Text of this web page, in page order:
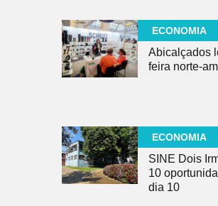
ECONOMIA
Abicalçados
feira norte-
ECONOMIA
SINE Dois
10
dia 10